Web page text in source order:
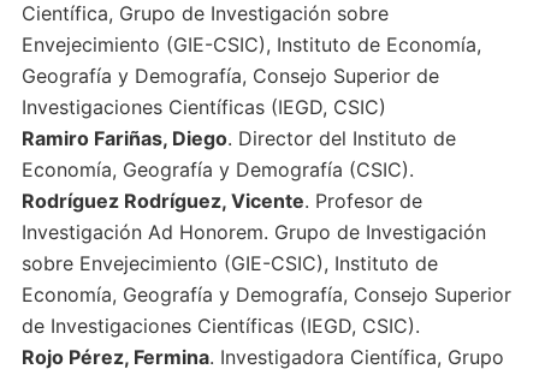
Científica, Grupo de Investigación sobre
Envejecimiento (GIE-CSIC), Instituto de Economía,
Geografía y Demografía, Consejo Superior de
Investigaciones Científicas (IEGD, CSIC)
Ramiro Fariñas, Diego. Director del Instituto de
Economía, Geografía y Demografía (CSIC).
Rodríguez Rodríguez, Vicente. Profesor de
Investigación Ad Honorem. Grupo de Investigación
sobre Envejecimiento (GIE-CSIC), Instituto de
Economía, Geografía y Demografía, Consejo Superior
de Investigaciones Científicas (IEGD, CSIC).
Rojo Pérez, Fermina. Investigadora Científica, Grupo